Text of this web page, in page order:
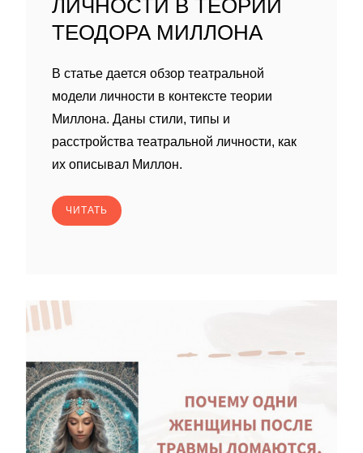
ЛИЧНОСТИ В ТЕОРИИ
ТЕОДОРА МИЛЛОНА
В статье дается обзор театральной
модели личности в контексте теории
Миллона. Даны стили, типы и
расстройства театральной личности, как
их описывал Миллон.
ЧИТАТЬ